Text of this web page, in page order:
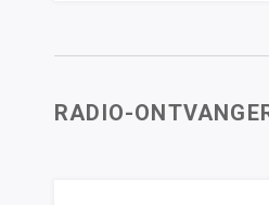
RADIO-